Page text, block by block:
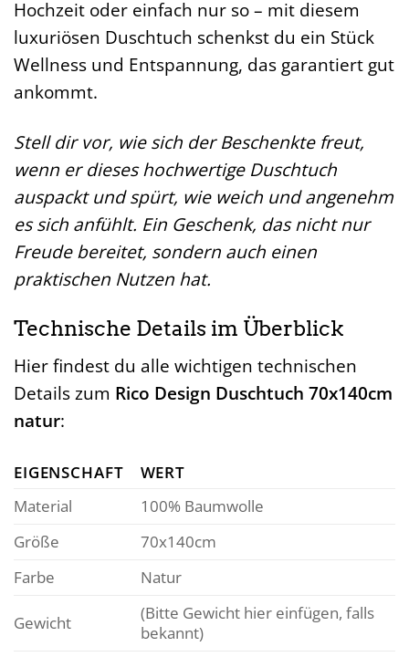
Hochzeit oder einfach nur so – mit diesem
luxuriösen Duschtuch schenkst du ein Stück
Wellness und Entspannung, das garantiert gut
ankommt.
Stell dir vor, wie sich der Beschenkte freut,
wenn er dieses hochwertige Duschtuch
auspackt und spürt, wie weich und angenehm
es sich anfühlt. Ein Geschenk, das nicht nur
Freude bereitet, sondern auch einen
praktischen Nutzen hat.
Technische Details im Überblick
Hier findest du alle wichtigen technischen
Details zum Rico Design Duschtuch 70x140cm
natur:
EIGENSCHAFT
WERT
Material
100% Baumwolle
Größe
70x140cm
Farbe
Natur
Gewicht
(Bitte Gewicht hier einfügen, falls
bekannt)